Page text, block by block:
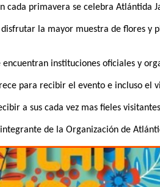
cada primavera se celebra Atlántida
disfrutar la mayor muestra de flores
encuentran instituciones oficiales y
para recibir el evento e incluso el
a sus cada vez mas fieles
de la Organización de